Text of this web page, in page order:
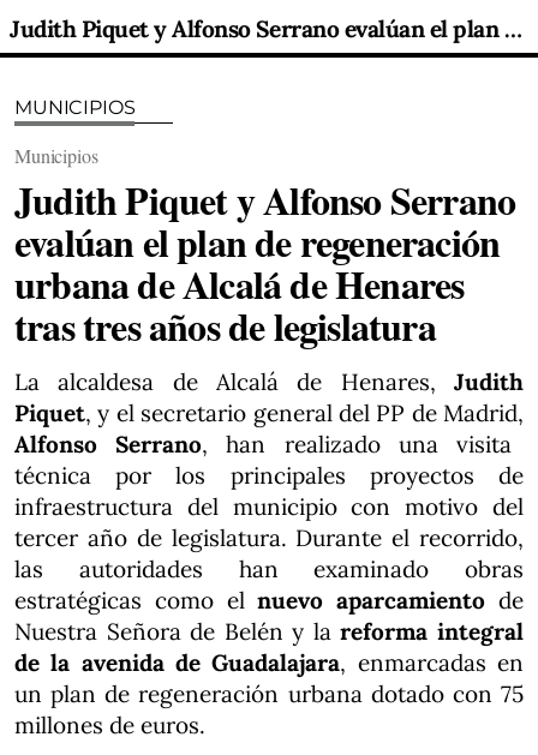
Judith Piquet y Alfonso Serrano evalúan el plan de regeneración urbana de Alcalá de Henares tras tres años de legislatura
MUNICIPIOS
Municipios
Judith Piquet y Alfonso Serrano
evalúan el plan de regeneración
urbana de Alcalá de Henares
tras tres años de legislatura
La alcaldesa de Alcalá de Henares, Judith
Piquet, y el secretario general del PP de Madrid,
Alfonso Serrano, han realizado una visita
técnica por los principales proyectos de
infraestructura del municipio con motivo del
tercer año de legislatura. Durante el recorrido,
las autoridades han examinado obras
estratégicas como elnuevo aparcamiento de
Nuestra Señora de Belén y lareforma integral
de la avenida de Guadalajara, enmarcadas en
un plan de regeneración urbana dotado con 75
millones de euros.